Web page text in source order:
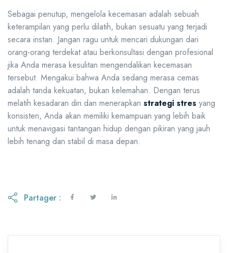
Sebagai penutup, mengelola kecemasan adalah sebuah
keterampilan yang perlu dilatih, bukan sesuatu yang terjadi
secara instan. Jangan ragu untuk mencari dukungan dari
orang-orang terdekat atau berkonsultasi dengan profesional
jika Anda merasa kesulitan mengendalikan kecemasan
tersebut. Mengakui bahwa Anda sedang merasa cemas
adalah tanda kekuatan, bukan kelemahan. Dengan terus
melatih kesadaran diri dan menerapkan strategi stres yang
konsisten, Anda akan memiliki kemampuan yang lebih baik
untuk menavigasi tantangan hidup dengan pikiran yang jauh
lebih tenang dan stabil di masa depan.
Partager :